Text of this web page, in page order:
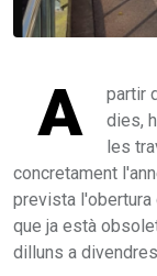
A
partir
dies,
les
concretament
prevista l'obertura
que ja està
dilluns a